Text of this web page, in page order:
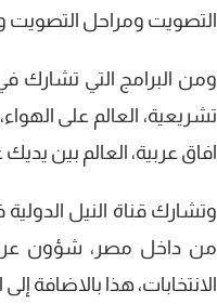
التصويت ومراحل التصويت
ومن البرامج التي تشارك
تشريعية، العالم على
افاق عربية، العالم بين يديك
وتشارك قناة النيل الدولية
من داخل مصر، شؤون
الانتخابات، هذا بالاضافة